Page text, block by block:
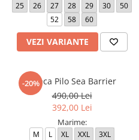
25 26 27 28 29 30
50
52
58 60
VEZI VARIANTE
-20%
Geaca Pilo Sea Barrier
490,00 Lei
392,00 Lei
Marime:
M L XL XXL 3XL